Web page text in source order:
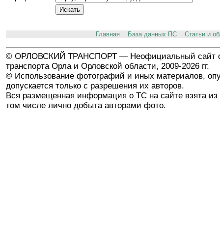
Главная База данных ПС Статьи и
© ОРЛОВСКИЙ ТРАНСПОРТ — Неофициальный сайт
транспорта Орла и Орловской области, 2009-2026 гг.
© Использование фотографий и иных материалов,
допускается только с разрешения их авторов.
Вся размещенная информация о ТС на сайте взята из
том числе лично добыта авторами фото.